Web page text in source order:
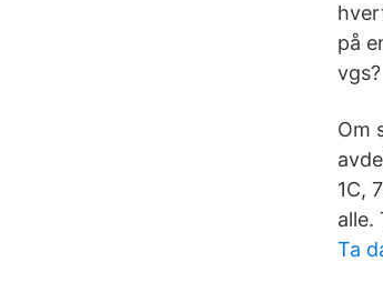
på
vgs?
Om
1C,
alle.
Ta